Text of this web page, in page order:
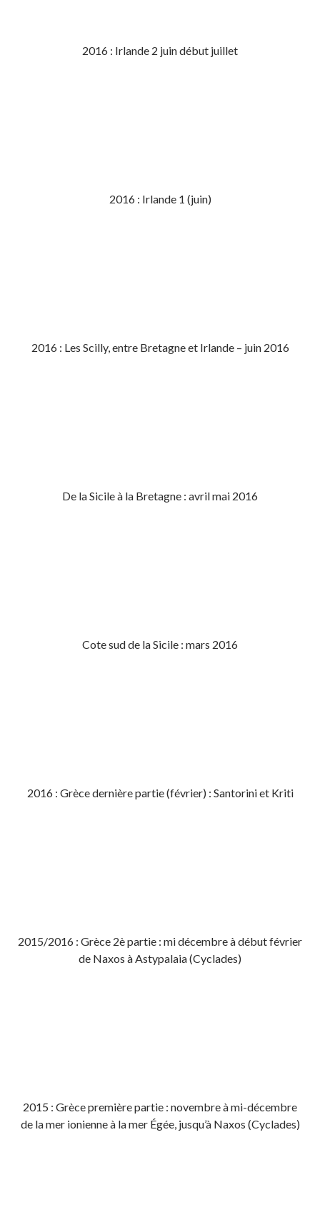
2016 : Irlande 2 juin début juillet
2016 : Irlande 1 (juin)
2016 : Les Scilly, entre Bretagne et Irlande – juin 2016
De la Sicile à la Bretagne : avril mai 2016
Cote sud de la Sicile : mars 2016
2016 : Grèce dernière partie (février) : Santorini et Kriti
2015/2016 : Grèce 2è partie : mi décembre à début février
de Naxos à Astypalaia (Cyclades)
2015 : Grèce première partie : novembre à mi-décembre
de la mer ionienne à la mer Égée, jusqu’à Naxos (Cyclades)